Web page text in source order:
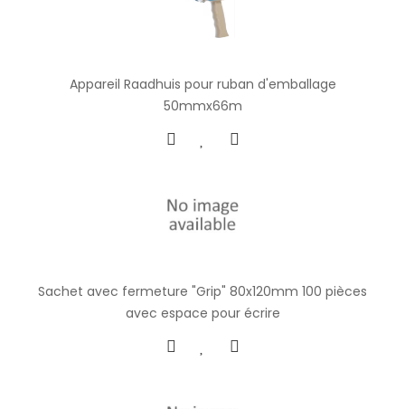
Appareil Raadhuis pour ruban d'emballage
50mmx66m
Sachet avec fermeture "Grip" 80x120mm 100 pièces
avec espace pour écrire